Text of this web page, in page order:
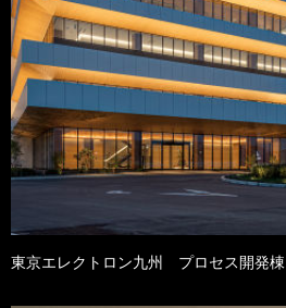
東京エレクトロン九州 プロセス開発棟